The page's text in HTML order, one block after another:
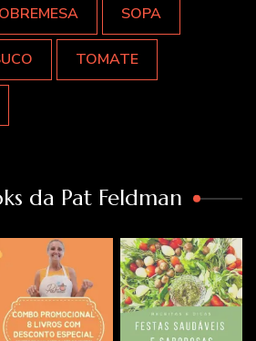
SOPA
TOMATE
da Pat Feldman